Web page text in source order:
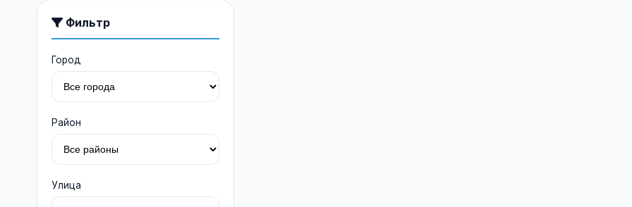
Строительство и ремонт
Из рук в руки
Мебель
Фильтр
Город
Район
Улица